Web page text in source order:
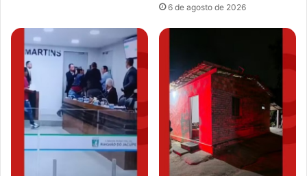
6 de agosto de 2026